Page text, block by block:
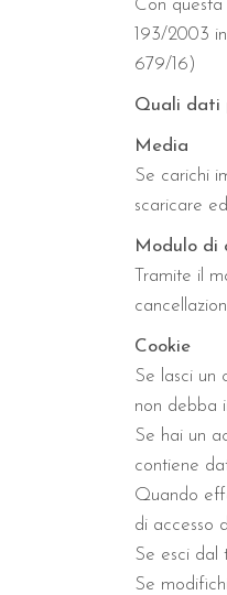
Con
193/2003
679/16)
Quali dati
Media
Se carichi
scaricare
Modulo di
Tramite il
Cookie
Se lasci un
non debba
Se hai un
contiene
Quando
di accesso
Se esci dal
Se